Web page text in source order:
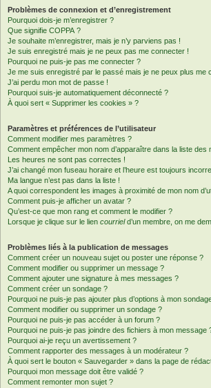
Problèmes de connexion et d’enregistrement
Pourquoi dois-je m’enregistrer ?
Que signifie COPPA ?
Je souhaite m’enregistrer, mais je n’y parviens pas !
Je suis enregistré mais je ne peux pas me connecter !
Pourquoi ne puis-je pas me connecter ?
Je me suis enregistré par le passé mais je ne peux plus me
J’ai perdu mon mot de passe !
Pourquoi suis-je automatiquement déconnecté ?
À quoi sert « Supprimer les cookies » ?
Paramètres et préférences de l’utilisateur
Comment modifier mes paramètres ?
Comment empêcher mon nom d’apparaître dans la liste
Les heures ne sont pas correctes !
J’ai changé mon fuseau horaire et l’heure est toujours
Ma langue n’est pas dans la liste !
A quoi correspondent les images à proximité de mon nom
Comment puis-je afficher un avatar ?
Qu’est-ce que mon rang et comment le modifier ?
Lorsque je clique sur le lien courrield’un membre, on me
Problèmes liés à la publication de messages
Comment créer un nouveau sujet ou poster une réponse ?
Comment modifier ou supprimer un message ?
Comment ajouter une signature à mes messages ?
Comment créer un sondage ?
Pourquoi ne puis-je pas ajouter plus d’options à mon
Comment modifier ou supprimer un sondage ?
Pourquoi ne puis-je pas accéder à un forum ?
Pourquoi ne puis-je pas joindre des fichiers à mon message
Pourquoi ai-je reçu un avertissement ?
Comment rapporter des messages à un modérateur ?
À quoi sert le bouton « Sauvegarder » dans la page de
Pourquoi mon message doit être validé ?
Comment remonter mon sujet ?